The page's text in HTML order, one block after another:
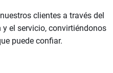
clientes a través del
el servicio, convirtiéndonos
puede confiar.